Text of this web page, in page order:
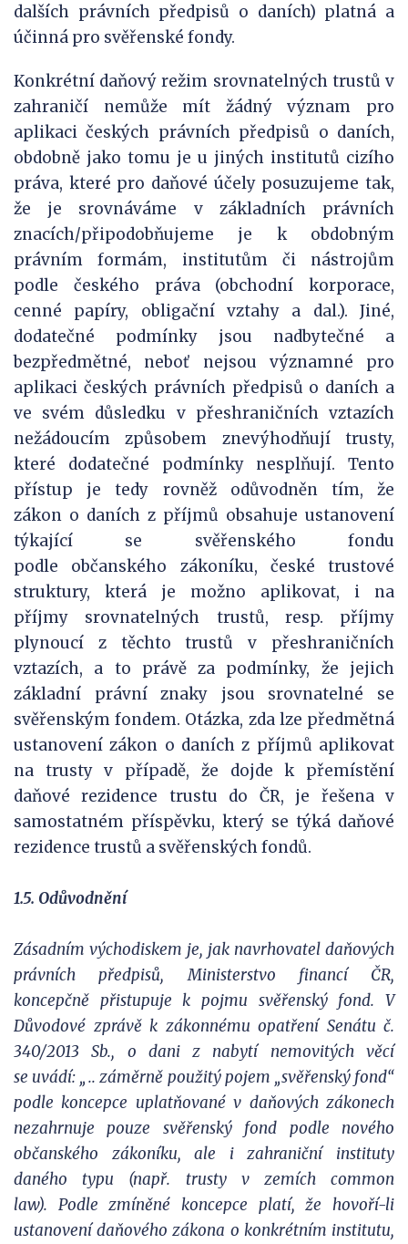
dalších právních předpisů o daních) platná a
účinná pro svěřenské fondy.
Konkrétní daňový režim srovnatelných trustů v
zahraničí nemůže mít žádný význam pro
aplikaci českých právních předpisů o daních,
obdobně jako tomu je u jiných institutů cizího
práva, které pro daňové účely posuzujeme tak,
že je srovnáváme v základních právních
znacích/připodobňujeme je k obdobným
právním formám, institutům či nástrojům
podle českého práva (obchodní korporace,
cenné papíry, obligační vztahy a dal.). Jiné,
dodatečné podmínky jsou nadbytečné a
bezpředmětné, neboť nejsou významné pro
aplikaci českých právních předpisů o daních a
ve svém důsledku v přeshraničních vztazích
nežádoucím způsobem znevýhodňují trusty,
které dodatečné podmínky nesplňují. Tento
přístup je tedy rovněž odůvodněn tím, že
zákon o daních z příjmů obsahuje ustanovení
týkající se svěřenského fondu
podle občanského zákoníku, české trustové
struktury, která je možno aplikovat, i na
příjmy srovnatelných trustů, resp. příjmy
plynoucí z těchto trustů v přeshraničních
vztazích, a to právě za podmínky, že jejich
základní právní znaky jsou srovnatelné se
svěřenským fondem. Otázka, zda lze předmětná
ustanovení zákon o daních z příjmů aplikovat
na trusty v případě, že dojde k přemístění
daňové rezidence trustu do ČR, je řešena v
samostatném příspěvku, který se týká daňové
rezidence trustů a svěřenských fondů.
1.5. Odůvodnění
Zásadním východiskem je, jak navrhovatel daňových
právních předpisů, Ministerstvo financí ČR,
koncepčně přistupuje k pojmu svěřenský fond. V
Důvodové zprávě k zákonnému opatření Senátu č.
340/2013 Sb., o dani z nabytí nemovitých věcí
se uvádí: „.. záměrně použitý pojem „svěřenský fond“
podle koncepce uplatňované v daňových zákonech
nezahrnuje pouze svěřenský fond podle nového
občanského zákoníku, ale i zahraniční instituty
daného typu (např. trusty v zemích common
law). Podle zmíněné koncepce platí, že hovoří-li
ustanovení daňového zákona o konkrétním institutu,